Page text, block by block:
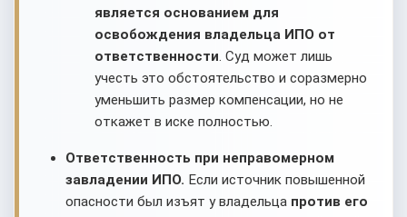
является основанием для
освобождения владельца ИПО от
ответственности. Суд может лишь
учесть это обстоятельство и соразмерно
уменьшить размер компенсации, но не
откажет в иске полностью.
Ответственность при неправомерном
завладении ИПО. Если источник повышенной
опасности был изъят у владельца против его